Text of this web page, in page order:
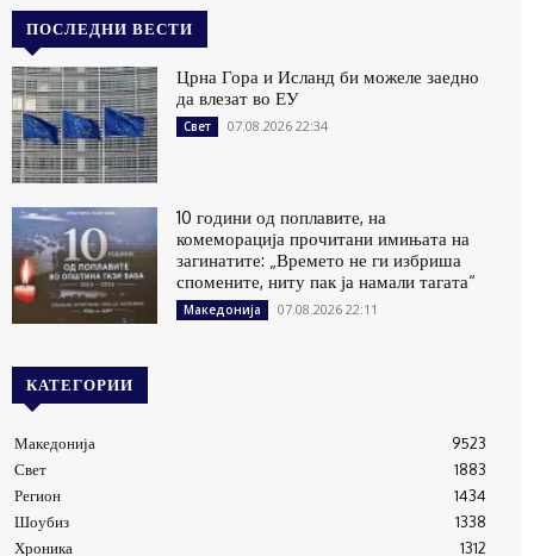
ПОСЛЕДНИ ВЕСТИ
Црна Гора и Исланд би можеле заедно
да влезат во ЕУ
Свет 07.08.2026 22:34
10 години од поплавите, на
комеморација прочитани имињата на
загинатите: „Времето не ги избриша
спомените, ниту пак ја намали тагата“
Македонија 07.08.2026 22:11
КАТЕГОРИИ
Македонија
9523
Свет
1883
Регион
1434
Шоубиз
1338
Хроника
1312